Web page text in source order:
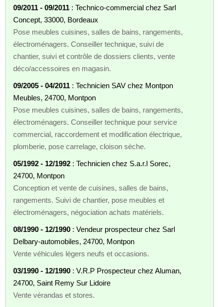
09/2011 - 09/2011 : Technico-commercial chez Sarl
Concept, 33000, Bordeaux
Pose meubles cuisines, salles de bains, rangements,
électroménagers. Conseiller technique, suivi de
chantier, suivi et contrôle de dossiers clients, vente
déco/accessoires en magasin.
09/2005 - 04/2011 : Technicien SAV chez Montpon
Meubles, 24700, Montpon
Pose meubles cuisines, salles de bains, rangements,
électroménagers. Conseiller technique pour service
commercial, raccordement et modification électrique,
plomberie, pose carrelage, cloison sèche.
05/1992 - 12/1992 : Technicien chez S.a.r.l Sorec,
24700, Montpon
Conception et vente de cuisines, salles de bains,
rangements. Suivi de chantier, pose meubles et
électroménagers, négociation achats matériels.
08/1990 - 12/1990 : Vendeur prospecteur chez Sarl
Delbary-automobiles, 24700, Montpon
Vente véhicules légers neufs et occasions.
03/1990 - 12/1990 : V.R.P Prospecteur chez Aluman,
24700, Saint Remy Sur Lidoire
Vente vérandas et stores.